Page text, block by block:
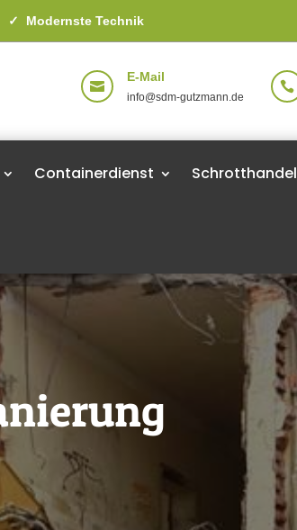
✓ Modernste Technik

E-Mail
info@sdm-gutzmann.de

Containerdienst Schrotthandel